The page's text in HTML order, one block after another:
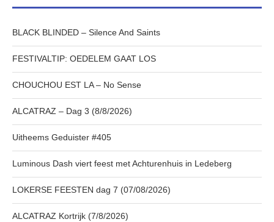
BLACK BLINDED – Silence And Saints
FESTIVALTIP: OEDELEM GAAT LOS
CHOUCHOU EST LA – No Sense
ALCATRAZ – Dag 3 (8/8/2026)
Uitheems Geduister #405
Luminous Dash viert feest met Achturenhuis in Ledeberg
LOKERSE FEESTEN dag 7 (07/08/2026)
ALCATRAZ Kortrijk (7/8/2026)